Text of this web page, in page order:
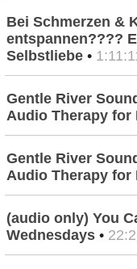
Bei Schmerzen &
entspannen????
Selbstliebe •
Gentle River
Audio Therapy for
Gentle River
Audio Therapy for
(audio only) You
Wednesdays •